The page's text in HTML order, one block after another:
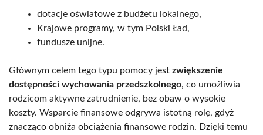
dotacje oświatowe z budżetu lokalnego,
Krajowe programy, w tym Polski Ład,
fundusze unijne.
Głównym celem tego typu pomocy jest zwiększenie
dostępności wychowania przedszkolnego, co umożliwia
rodzicom aktywne zatrudnienie, bez obaw o wysokie
koszty. Wsparcie finansowe odgrywa istotną rolę, gdyż
znacząco obniża obciążenia finansowe rodzin. Dzięki temu